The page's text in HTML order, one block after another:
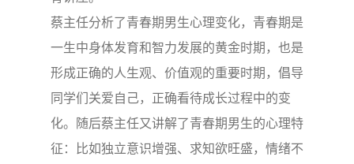
蔡主任分析了青春期男生心理变化，青春期是
一生中身体发育和智力发展的黄金时期，也是
形成正确的人生观、价值观的重要时期，倡导
同学们关爱自己，正确看待成长过程中的变
化。随后蔡主任又讲解了青春期男生的心理特
征：比如独立意识增强、求知欲旺盛，情绪不